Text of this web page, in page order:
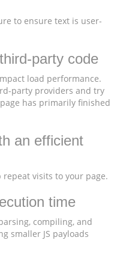
to ensure text is user-
party code
load performance.
party providers and try
has primarily finished
an efficient
visits to your page.
time
compiling, and
smaller JS payloads